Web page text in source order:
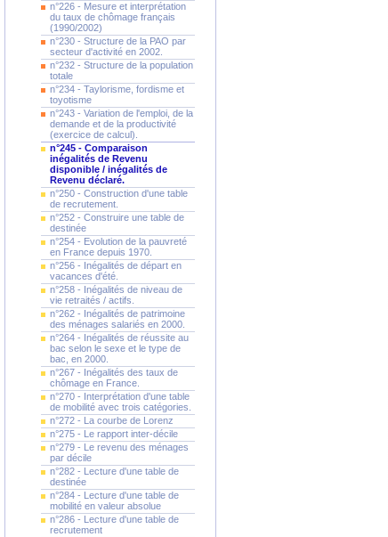
n°226 - Mesure et interprétation
du taux de chômage français
(1990/2002)
n°230 - Structure de la PAO par
secteur d'activité en 2002.
n°232 - Structure de la population
totale
n°234 - Taylorisme, fordisme et
toyotisme
n°243 - Variation de l'emploi, de la
demande et de la productivité
(exercice de calcul).
n°245 - Comparaison
inégalités de Revenu
disponible / inégalités de
Revenu déclaré.
n°250 - Construction d'une table
de recrutement.
n°252 - Construire une table de
destinée
n°254 - Evolution de la pauvreté
en France depuis 1970.
n°256 - Inégalités de départ en
vacances d'été.
n°258 - Inégalités de niveau de
vie retraités / actifs.
n°262 - Inégalités de patrimoine
des ménages salariés en 2000.
n°264 - Inégalités de réussite au
bac selon le sexe et le type de
bac, en 2000.
n°267 - Inégalités des taux de
chômage en France.
n°270 - Interprétation d'une table
de mobilité avec trois catégories.
n°272 - La courbe de Lorenz
n°275 - Le rapport inter-décile
n°279 - Le revenu des ménages
par décile
n°282 - Lecture d'une table de
destinée
n°284 - Lecture d'une table de
mobilité en valeur absolue
n°286 - Lecture d'une table de
recrutement